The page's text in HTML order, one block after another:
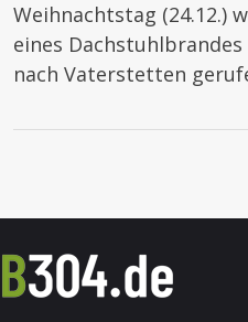
Weihnachtstag (24.12.)
eines
nach Vaterstetten